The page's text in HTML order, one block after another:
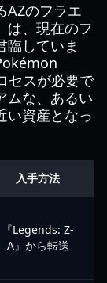
AZのフラエ
は、現在のフ
臨していま
セスが必要で
ムな、あるい
い資産となっ
入手方法
『Legends: Z-
A』から転送